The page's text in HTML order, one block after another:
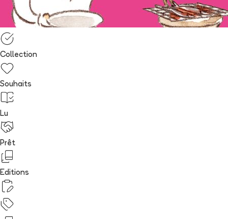
Collection
Souhaits
Lu
Prêt
Editions